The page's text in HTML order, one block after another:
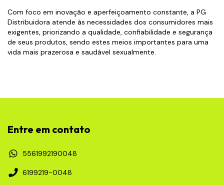
Com foco em inovação e aperfeiçoamento constante, a PG
Distribuidora atende às necessidades dos consumidores mais
exigentes, priorizando a qualidade, confiabilidade e segurança
de seus produtos, sendo estes meios importantes para uma
vida mais prazerosa e saudável sexualmente.
Entre em contato
5561992190048
6199219-0048